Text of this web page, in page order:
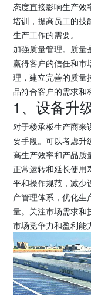
态度直接影响生产效
培训，提高员工的技
生产工作的需要。
加强质量管理。质量
赢得客户的信任和市
理，建立完善的质量
品符合客户的需求和
1、设备升
对于楼承板生产商来
要手段。可以考虑升
高生产效率和产品质
正常运转和延长使用
平和操作规范，减少
产管理体系，优化生
量。关注市场需求和
市场竞争力和盈利能